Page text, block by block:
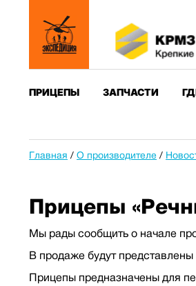
ПРИЦЕПЫ ЗАПЧАСТИ
Главная / О производителе /
Прицепы
Мы рады сообщить о начале
В продаже будут
Прицепы предназначены для